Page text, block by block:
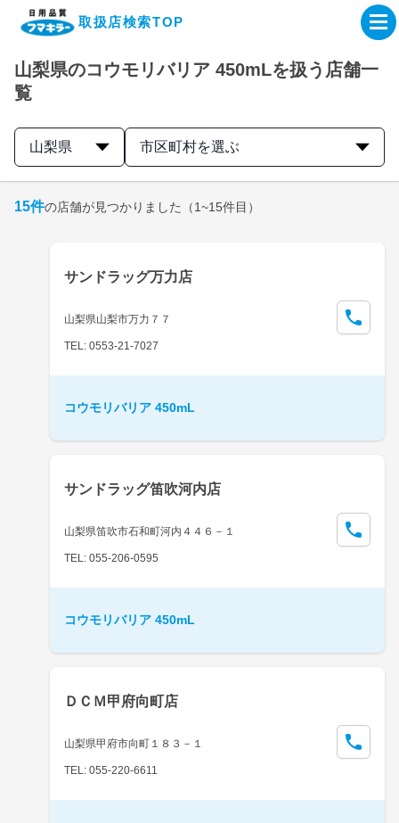
取扱店検索TOP
企業・IR情報サイト
製品情報サイト
取扱店検索はこちら
山梨県のコウモリバリア 450mLを扱う店舗一
覧
山梨県 市区町村を選ぶ
15件の店舗が見つかりました （1~15件目）
サンドラッグ万力店
山梨県山梨市万力７７
TEL: 0553-21-7027
コウモリバリア 450mL
サンドラッグ笛吹河内店
山梨県笛吹市石和町河内４４６－１
TEL: 055-206-0595
コウモリバリア 450mL
ＤＣＭ甲府向町店
山梨県甲府市向町１８３－１
TEL: 055-220-6611